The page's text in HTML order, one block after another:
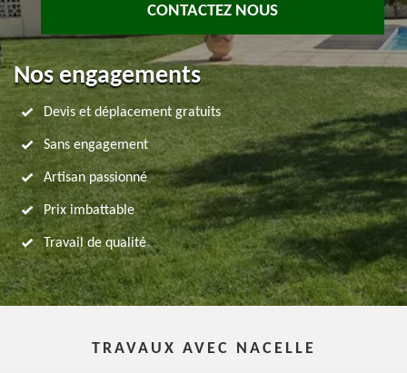
CONTACTEZ NOUS
Nos engagements
Devis et déplacement gratuits
Sans engagement
Artisan passionné
Prix imbattable
Travail de qualité
TRAVAUX AVEC NACELLE